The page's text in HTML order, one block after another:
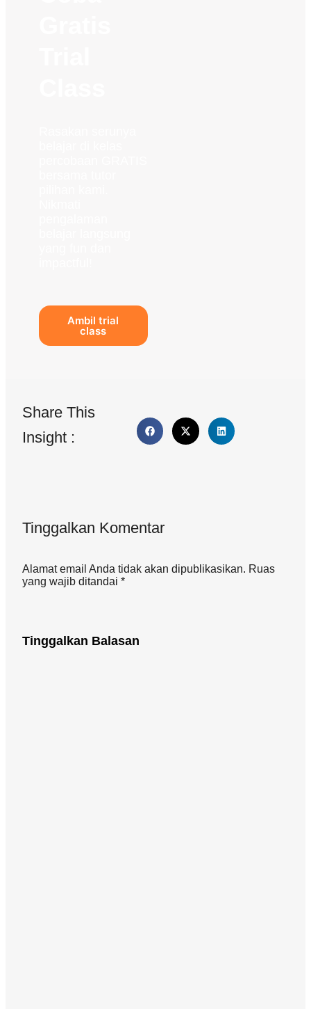
Ambil trial
class
Share This
Insight :
Tinggalkan Komentar
Alamat email Anda tidak akan dipublikasikan. Ruas
yang wajib ditandai *
Tinggalkan Balasan